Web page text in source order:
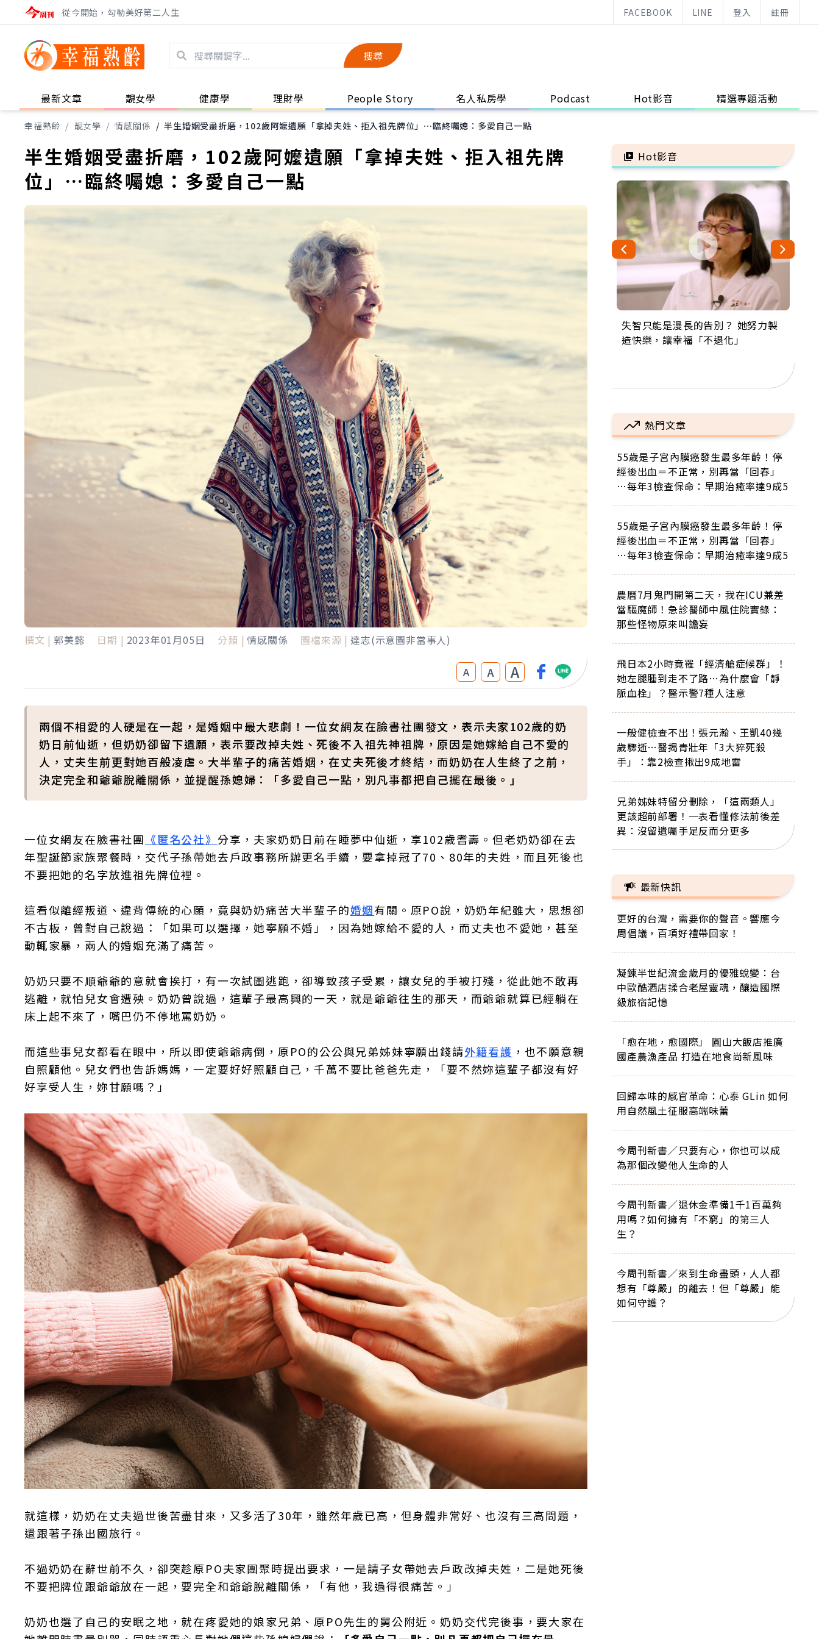
從今開始，勾勒美好第二人生 FACEBOOK LINE 登入 註冊
搜尋
最新文章 靚女學 健康學 理財學 People Story 名人私房學 Podcast Hot影音 精選專題活動
幸福熟齡 / 靚女學 / 情感關係 / 半生婚姻受盡折磨，102歲阿嬤遺願「拿掉夫姓、拒入祖先牌位」…臨終囑媳：多愛自己一點
半生婚姻受盡折磨，102歲阿嬤遺願「拿掉夫姓、拒入祖先牌
位」…臨終囑媳：多愛自己一點
撰文 | 郭美懿 日期 | 2023年01月05日 分類 | 情感關係 圖檔來源 | 達志(示意圖非當事人)
A A A
兩個不相愛的人硬是在一起，是婚姻中最大悲劇！一位女網友在臉書社團發文，表示夫家102歲的奶
奶日前仙逝，但奶奶卻留下遺願，表示要改掉夫姓、死後不入祖先神祖牌，原因是她嫁給自己不愛的
人，丈夫生前更對她百般凌虐。大半輩子的痛苦婚姻，在丈夫死後才終結，而奶奶在人生終了之前，
決定完全和爺爺脫離關係，並提醒孫媳婦：「多愛自己一點，別凡事都把自己擺在最後。」
一位女網友在臉書社團 《匿名公社》 分享，夫家奶奶日前在睡夢中仙逝，享102歲耆壽。但老奶奶卻在去
年聖誕節家族聚餐時，交代子孫帶她去戶政事務所辦更名手續，要拿掉冠了70、80年的夫姓，而且死後也
不要把她的名字放進祖先牌位裡。
這看似離經叛道、違背傳統的心願，竟與奶奶痛苦大半輩子的婚姻有關。原PO說，奶奶年紀雖大，思想卻
不古板，曾對自己說過：「如果可以選擇，她寧願不婚」，因為她嫁給不愛的人，而丈夫也不愛她，甚至
動輒家暴，兩人的婚姻充滿了痛苦。
奶奶只要不順爺爺的意就會挨打，有一次試圖逃跑，卻導致孩子受累，讓女兒的手被打殘，從此她不敢再
逃離，就怕兒女會遭殃。奶奶曾說過，這輩子最高興的一天，就是爺爺往生的那天，而爺爺就算已經躺在
床上起不來了，嘴巴仍不停地罵奶奶。
而這些事兒女都看在眼中，所以即使爺爺病倒，原PO的公公與兄弟姊妹寧願出錢請外籍看護 ，也不願意親
自照顧他。兒女們也告訴媽媽，一定要好好照顧自己，千萬不要比爸爸先走，「要不然妳這輩子都沒有好
好享受人生，妳甘願嗎？」
就這樣，奶奶在丈夫過世後苦盡甘來，又多活了30年，雖然年歲已高，但身體非常好、也沒有三高問題，
還跟著子孫出國旅行。
不過奶奶在辭世前不久，卻突趁原PO夫家團聚時提出要求，一是請子女帶她去戶政改掉夫姓，二是她死後
不要把牌位跟爺爺放在一起，要完全和爺爺脫離關係，「有他，我過得很痛苦。」
奶奶也選了自己的安眠之地，就在疼愛她的娘家兄弟、原PO先生的舅公附近。奶奶交代完後事，要大家在
Hot影音
失智只能是漫長的告別？ 她努力製
造快樂，讓幸福「不退化」
來自剛果的巧克力神父 為台灣奉獻
36年 「台灣是我的家，我連作夢都
63歲卸矽谷副總、搬回台灣找快
樂！「蛋黃哥小丑」走進安養院，
104歲打破金氏世界紀錄 成為全球
最年長羽球選手，分享長壽的秘密
事業巔峰他選擇追夢…黑手阿伯拉
小提琴還登上小巨蛋！連CNN都大
熱門文章
55歲是子宮內膜癌發生最多年齡！停
經後出血＝不正常，別再當「回春」
…每年3檢查保命：早期治癒率達9成5
55歲是子宮內膜癌發生最多年齡！停
經後出血＝不正常，別再當「回春」
…每年3檢查保命：早期治癒率達9成5
農曆7月鬼門開第二天，我在ICU兼差
當驅魔師！急診醫師中風住院實錄：
那些怪物原來叫譫妄
飛日本2小時竟罹「經濟艙症候群」！
她左腿腫到走不了路…為什麼會「靜
脈血栓」？醫示警7種人注意
一般健檢查不出！張元瀚、王凱40幾
歲驟逝…醫揭青壯年「3大猝死殺
手」：靠2檢查揪出9成地雷
兄弟姊妹特留分刪除，「這兩類人」
更該超前部署！一表看懂修法前後差
異：沒留遺囑手足反而分更多
最新快訊
更好的台灣，需要你的聲音。響應今
周倡議，百項好禮帶回家！
凝鍊半世紀流金歲月的優雅蛻變：台
中歐酷酒店揉合老屋靈魂，釀造國際
級旅宿記憶
「愈在地，愈國際」 圓山大飯店推廣
國產農漁產品 打造在地食尚新風味
回歸本味的感官革命：心泰 GLin 如何
用自然風土征服高端味蕾
今周刊新書／只要有心，你也可以成
為那個改變他人生命的人
今周刊新書／退休金準備1千1百萬夠
用嗎？如何擁有「不窮」的第三人
生？
今周刊新書／來到生命盡頭，人人都
想有「尊嚴」的離去！但「尊嚴」能
如何守護？